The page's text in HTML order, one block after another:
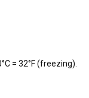
= 32°F (freezing).